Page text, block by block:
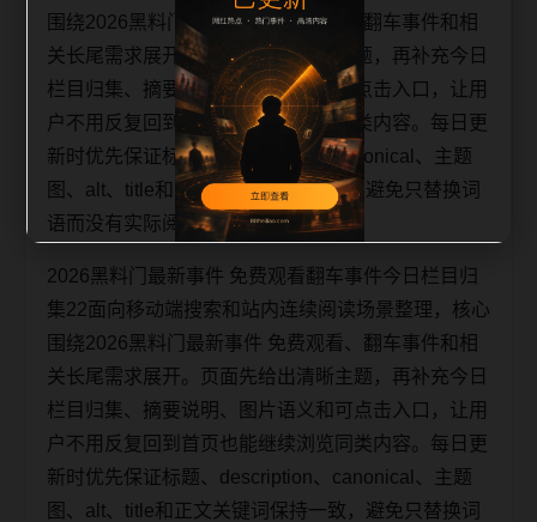
围绕2026黑料门最新事件 免费观看、翻车事件和相
关长尾需求展开。页面先给出清晰主题，再补充今日
栏目归集、摘要说明、图片语义和可点击入口，让用
户不用反复回到首页也能继续浏览同类内容。每日更
新时优先保证标题、description、canonical、主题
图、alt、title和正文关键词保持一致，避免只替换词
语而没有实际阅读价值。
2026黑料门最新事件 免费观看翻车事件今日栏目归
集22面向移动端搜索和站内连续阅读场景整理，核心
围绕2026黑料门最新事件 免费观看、翻车事件和相
关长尾需求展开。页面先给出清晰主题，再补充今日
栏目归集、摘要说明、图片语义和可点击入口，让用
户不用反复回到首页也能继续浏览同类内容。每日更
新时优先保证标题、description、canonical、主题
图、alt、title和正文关键词保持一致，避免只替换词